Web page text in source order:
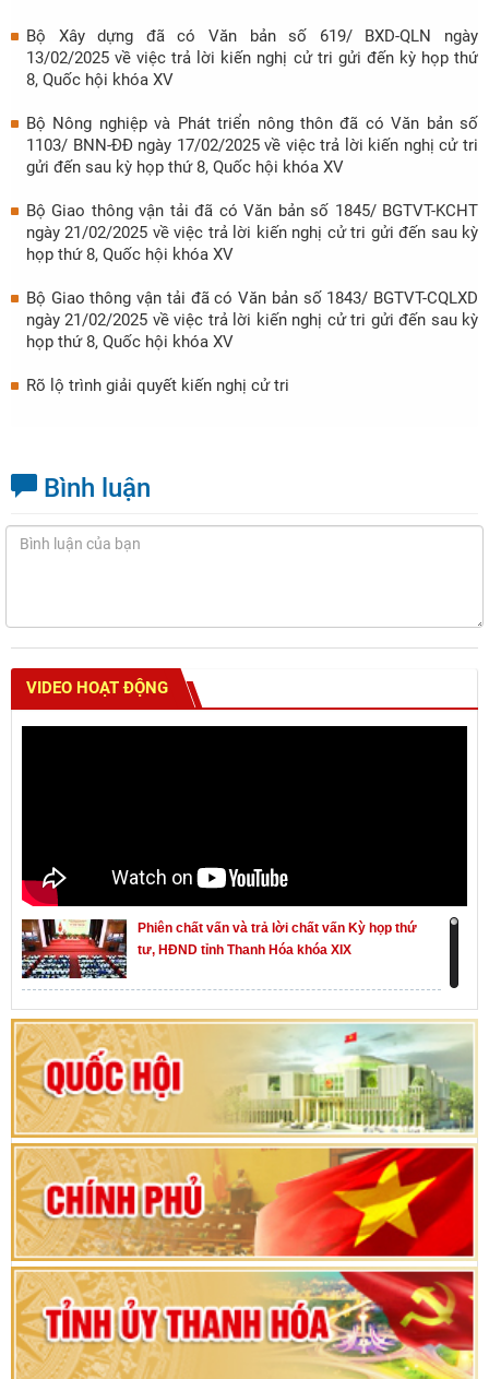
Bộ Xây dựng đã có Văn bản số 619/ BXD-QLN ngày
13/02/2025 về việc trả lời kiến nghị cử tri gửi đến kỳ họp thứ
8, Quốc hội khóa XV
Bộ Nông nghiệp và Phát triển nông thôn đã có Văn bản số
1103/ BNN-ĐĐ ngày 17/02/2025 về việc trả lời kiến nghị cử tri
gửi đến sau kỳ họp thứ 8, Quốc hội khóa XV
Bộ Giao thông vận tải đã có Văn bản số 1845/ BGTVT-KCHT
ngày 21/02/2025 về việc trả lời kiến nghị cử tri gửi đến sau kỳ
họp thứ 8, Quốc hội khóa XV
Bộ Giao thông vận tải đã có Văn bản số 1843/ BGTVT-CQLXD
ngày 21/02/2025 về việc trả lời kiến nghị cử tri gửi đến sau kỳ
họp thứ 8, Quốc hội khóa XV
Rõ lộ trình giải quyết kiến nghị cử tri
Bình luận
VIDEO HOẠT ĐỘNG
Phiên chất vấn và trả lời chất vấn Kỳ họp thứ
tư, HĐND tỉnh Thanh Hóa khóa XIX
Khai mạc kỳ họp thứ Nhất, Quốc hội khóa XVI
Hướng dẫn quy trình bỏ phiếu bầu cử ĐBQH
khoá XVI và đại biểu HĐND các cấp nhiệm kỳ
2026-2031
80 năm Quốc hội Việt Nam: vì lợi ích Nhân dân,
vì sự phát triển của đất nước
Bộ Chính trị duyệt nội dung Đại hội đại biểu
Đảng bộ tỉnh Thanh Hóa lần thứ XX, nhiệm kỳ
2025 - 2030
Đại hội đại biểu Đảng bộ xã Yên Thọ lần thứ I,
nhiệm kỳ 2025 – 2030